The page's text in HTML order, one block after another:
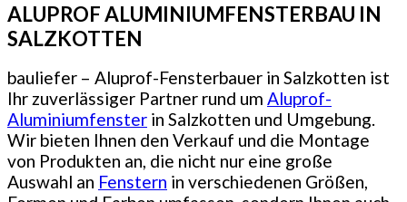
ALUPROF ALUMINIUMFENSTERBAU IN
SALZKOTTEN
bauliefer – Aluprof-Fensterbauer in Salzkotten ist
Ihr zuverlässiger Partner rund um Aluprof-
Aluminiumfenster in Salzkotten und Umgebung.
Wir bieten Ihnen den Verkauf und die Montage
von Produkten an, die nicht nur eine große
Auswahl an Fenstern in verschiedenen Größen,